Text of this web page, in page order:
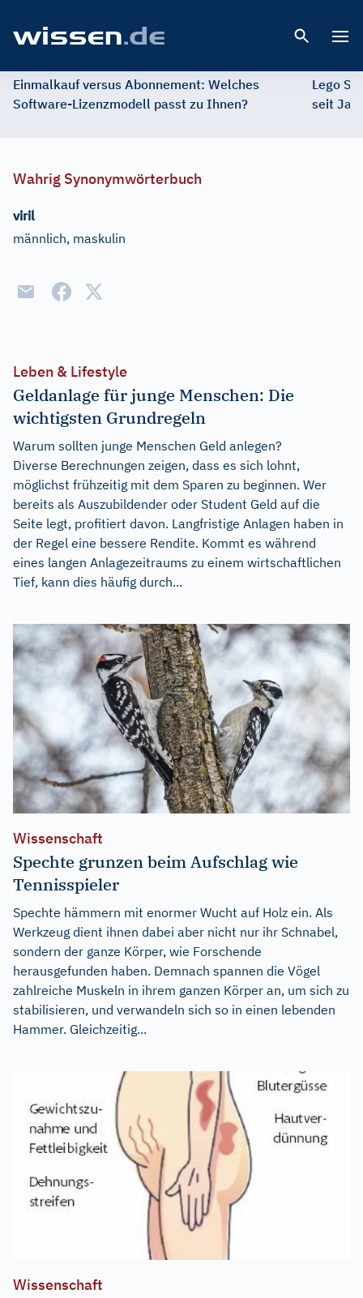
Einmalkauf versus Abonnement: Welches
Software-Lizenzmodell passt zu Ihnen?
Lego
seit
Wahrig Synonymwörterbuch
viril
männlich, maskulin
Leben & Lifestyle
Geldanlage für junge Menschen: Die
wichtigsten Grundregeln
Warum sollten junge Menschen Geld anlegen?
Diverse Berechnungen zeigen, dass es sich lohnt,
möglichst frühzeitig mit dem Sparen zu beginnen. Wer
bereits als Auszubildender oder Student Geld auf die
Seite legt, profitiert davon. Langfristige Anlagen haben in
der Regel eine bessere Rendite. Kommt es während
eines langen Anlagezeitraums zu einem wirtschaftlichen
Tief, kann dies häufig durch...
Wissenschaft
Spechte grunzen beim Aufschlag wie
Tennisspieler
Spechte hämmern mit enormer Wucht auf Holz ein. Als
Werkzeug dient ihnen dabei aber nicht nur ihr Schnabel,
sondern der ganze Körper, wie Forschende
herausgefunden haben. Demnach spannen die Vögel
zahlreiche Muskeln in ihrem ganzen Körper an, um sich zu
stabilisieren, und verwandeln sich so in einen lebenden
Hammer. Gleichzeitig...
Wissenschaft